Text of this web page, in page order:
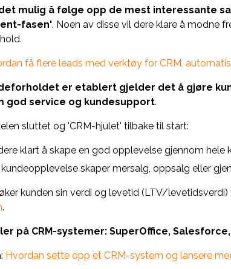
mulig å følge opp de mest interessante
fasen'. Noen av disse vil dere klare å modne
få flere leads med verktøy for CRM,
er etablert gjelder det å gjøre
god service og kundesupport.
sluttet og 'CRM-hjulet' tilbake til start:
klart å skape en god opplevelse gjennom
skaper mersalg, oppsalg eller
kunden sin verdi og levetid (LTV/levetidsverdi)
.
på CRM-systemer: SuperOffice,
Hvordan sette opp et CRM-system og lansere